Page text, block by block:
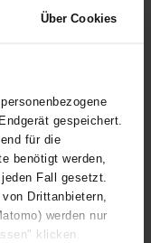
Über Cookies
gespeichert.
für die
benötigt werden,
Fall gesetzt.
Drittanbietern,
werden nur
klicken.
16965